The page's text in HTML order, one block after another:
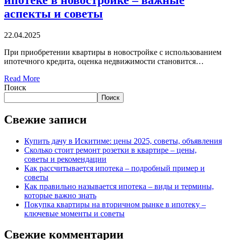
аспекты и советы
22.04.2025
При приобретении квартиры в новостройке с использованием
ипотечного кредита, оценка недвижимости становится…
Read More
Поиск
Поиск
Свежие записи
Купить дачу в Искитиме: цены 2025, советы, объявления
Сколько стоит ремонт розетки в квартире – цены,
советы и рекомендации
Как рассчитывается ипотека – подробный пример и
советы
Как правильно называется ипотека – виды и термины,
которые важно знать
Покупка квартиры на вторичном рынке в ипотеку –
ключевые моменты и советы
Свежие комментарии